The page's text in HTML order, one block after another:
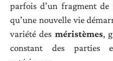
parfois d’un fragment
qu’une nouvelle vie
variété des méristèmes,
constant des parties